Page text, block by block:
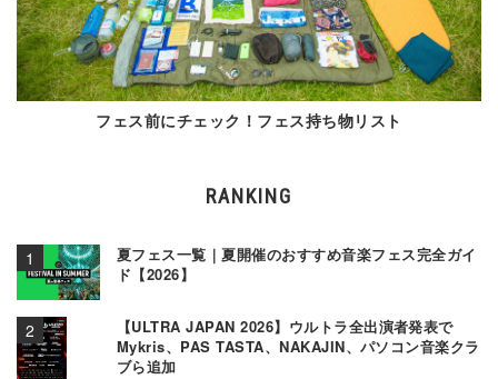
フェス前にチェック！フェス持ち物リスト
RANKING
夏フェス一覧｜夏開催のおすすめ音楽フェス完全ガイ
ド【2026】
【ULTRA JAPAN 2026】ウルトラ全出演者発表で
Mykris、PAS TASTA、NAKAJIN、パソコン音楽クラ
ブら追加